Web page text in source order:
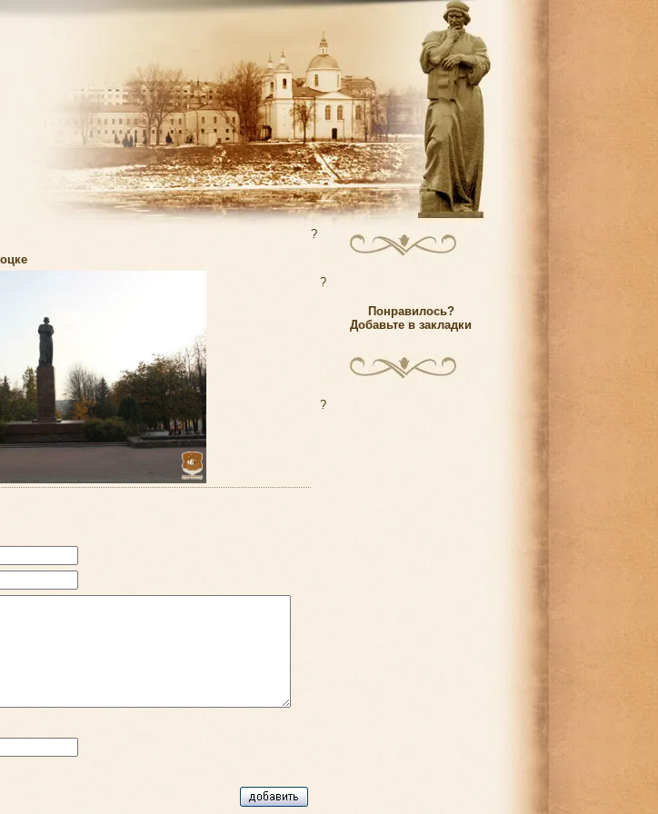
?
?
Понравилось?
Добавьте в закладки
?